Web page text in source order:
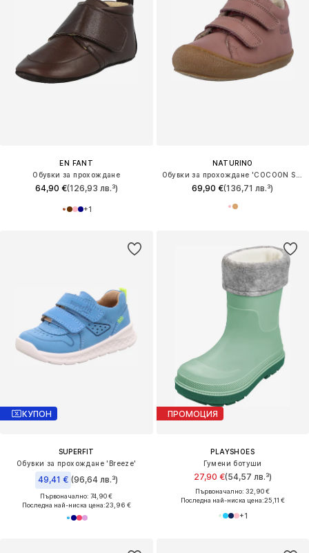
EN FANT
Обувки за прохождане
64,90 €(126,93 лв.³)
+1
NATURINO
69,90 €(136,71 лв.³)
КУПОН
SUPERFIT
Обувки за прохождане 'Breeze'
49,41 € (96,64 лв.³)
Първоначално: 74,90 €
Последна най-ниска цена:23,96 €
ПРОМОЦИЯ
PLAYSHOES
Гумени ботуши
27,90 €(54,57 лв.³)
Първоначално: 32,90 €
Последна най-ниска цена:25,11 €
+1